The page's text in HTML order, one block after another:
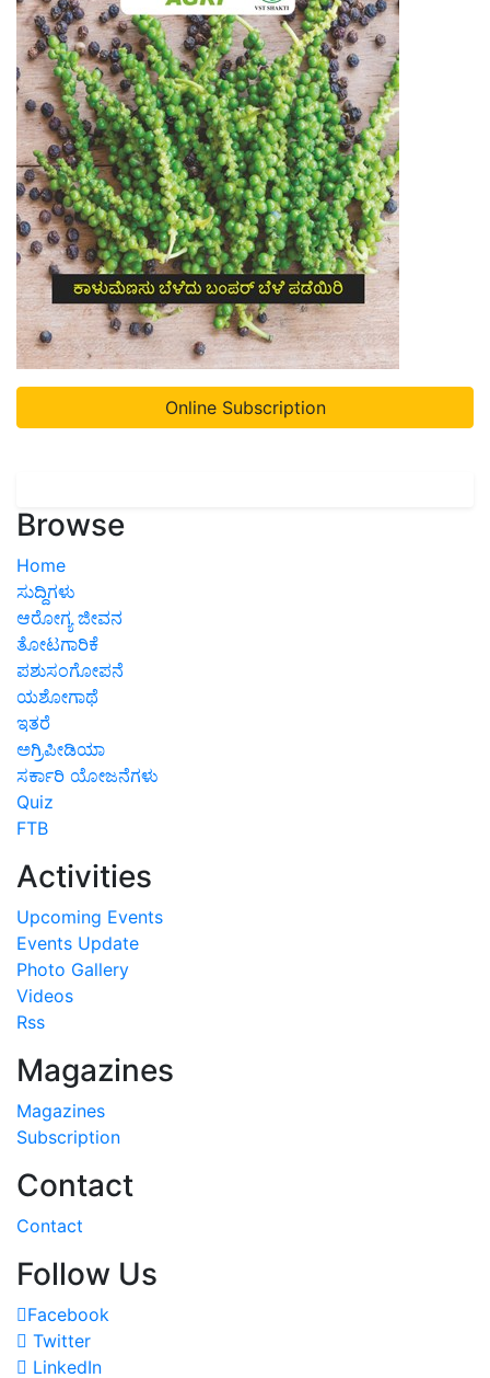
Online Subscription
Browse
Home
ಸುದ್ದಿಗಳು
ಆರೋಗ್ಯ ಜೀವನ
ತೋಟಗಾರಿಕೆ
ಪಶುಸಂಗೋಪನೆ
ಯಶೋಗಾಥೆ
ಇತರೆ
ಅಗ್ರಿಪೀಡಿಯಾ
ಸರ್ಕಾರಿ ಯೋಜನೆಗಳು
Quiz
FTB
Activities
Upcoming Events
Events Update
Photo Gallery
Videos
Rss
Magazines
Magazines
Subscription
Contact
Contact
Follow Us
Facebook
Twitter
LinkedIn